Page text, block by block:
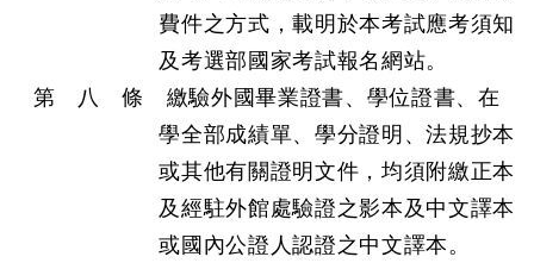
費件之方式，載明於本考試應考須知
及考選部國家考試報名網站。
第 八 條 繳驗外國畢業證書、學位證書、在
學全部成績單、學分證明、法規抄本
或其他有關證明文件，均須附繳正本
及經駐外館處驗證之影本及中文譯本
或國內公證人認證之中文譯本。